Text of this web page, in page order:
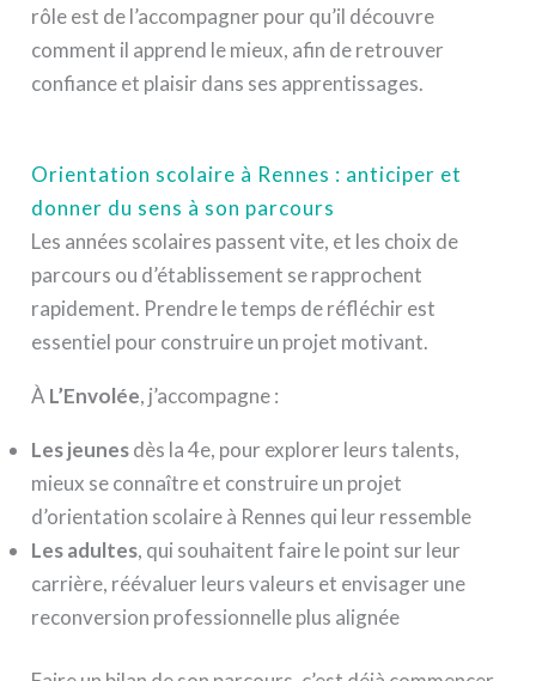
rôle est de l’accompagner pour qu’il découvre
comment il apprend le mieux, afin de retrouver
confiance et plaisir dans ses apprentissages.
Orientation scolaire à Rennes : anticiper et
donner du sens à son parcours
Les années scolaires passent vite, et les choix de
parcours ou d’établissement se rapprochent
rapidement. Prendre le temps de réfléchir est
essentiel pour construire un projet motivant.
À L’Envolée, j’accompagne :
Les jeunesdès la 4e, pour explorer leurs talents,
mieux se connaître et construire un projet
d’orientation scolaire à Rennes qui leur ressemble
Les adultes, qui souhaitent faire le point sur leur
carrière, réévaluer leurs valeurs et envisager une
reconversion professionnelle plus alignée